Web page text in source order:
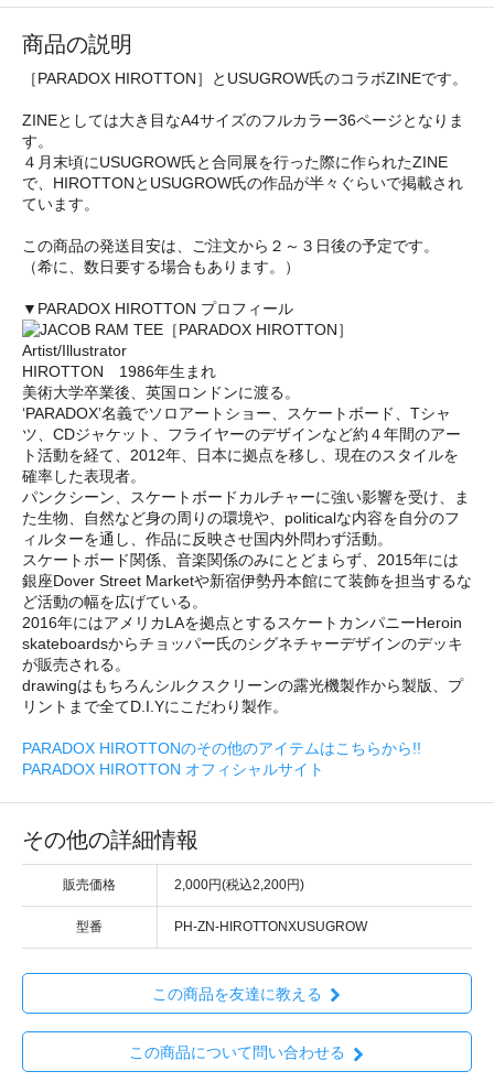
商品の説明
［PARADOX HIROTTON］とUSUGROW氏のコラボZINEです。
ZINEとしては大き目なA4サイズのフルカラー36ページとなりま
す。
４月末頃にUSUGROW氏と合同展を行った際に作られたZINE
で、HIROTTONとUSUGROW氏の作品が半々ぐらいで掲載され
ています。
この商品の発送目安は、ご注文から２～３日後の予定です。
（希に、数日要する場合もあります。）
▼PARADOX HIROTTON プロフィール
Artist/Illustrator
HIROTTON 1986年生まれ
美術大学卒業後、英国ロンドンに渡る。
‘PARADOX’名義でソロアートショー、スケートボード、Tシャ
ツ、CDジャケット、フライヤーのデザインなど約４年間のアー
ト活動を経て、2012年、日本に拠点を移し、現在のスタイルを
確率した表現者。
パンクシーン、スケートボードカルチャーに強い影響を受け、ま
た生物、自然など身の周りの環境や、politicalな内容を自分のフ
ィルターを通し、作品に反映させ国内外問わず活動。
スケートボード関係、音楽関係のみにとどまらず、2015年には
銀座Dover Street Marketや新宿伊勢丹本館にて装飾を担当するな
ど活動の幅を広げている。
2016年にはアメリカLAを拠点とするスケートカンパニーHeroin
skateboardsからチョッパー氏のシグネチャーデザインのデッキ
が販売される。
drawingはもちろんシルクスクリーンの露光機製作から製版、プ
リントまで全てD.I.Yにこだわり製作。
PARADOX HIROTTONのその他のアイテムはこちらから!!
PARADOX HIROTTON オフィシャルサイト
その他の詳細情報
販売価格 2,000円(税込2,200円)
型番 PH-ZN-HIROTTONXUSUGROW
この商品を友達に教える
この商品について問い合わせる